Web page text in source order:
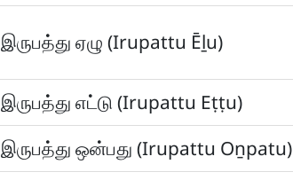
இருபத்து ஏழு (Irupattu Ēḻu)
இருபத்து எட்டு (Irupattu Eṭṭu)
இருபத்து ஒன்பது (Irupattu Oṉpatu)